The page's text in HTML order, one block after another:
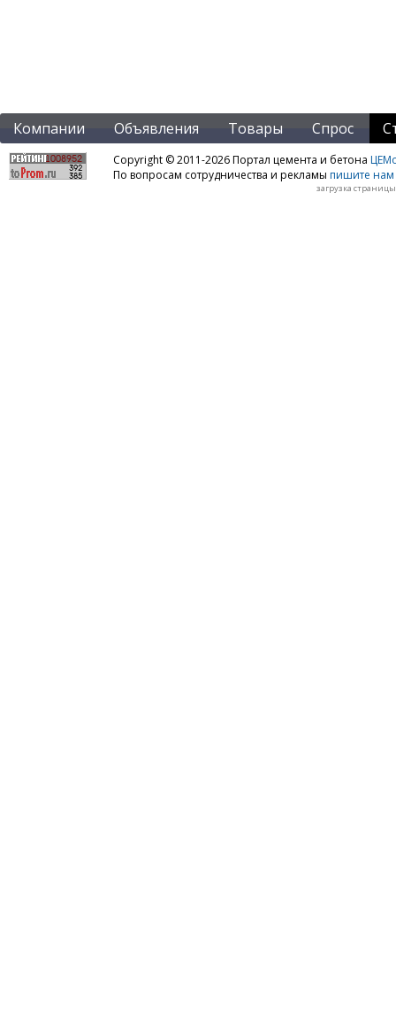
Компании Объявления Товары Спрос
Copyright © 2011-2026 Портал цемента и бетона
По вопросам сотрудничества и рекламы пишите нам
загрузка